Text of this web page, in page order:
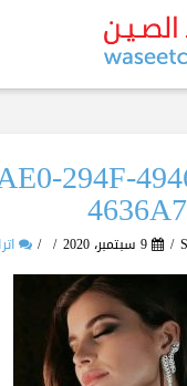
294F-
9 سبتمبر، 2020